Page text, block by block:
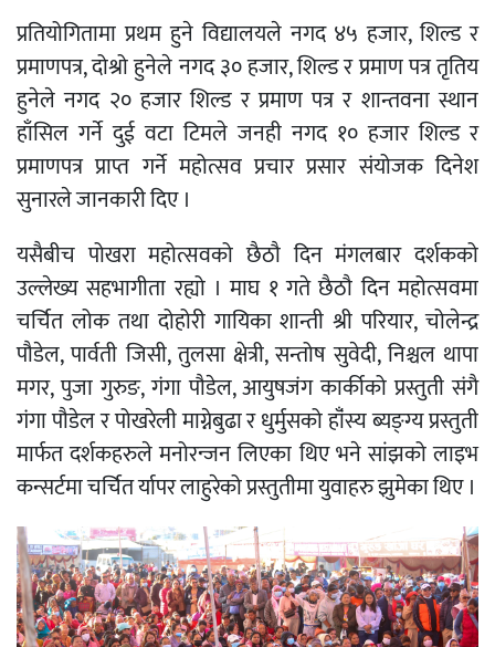
प्रतियोगितामा प्रथम हुने विद्यालयले नगद ४५ हजार, शिल्ड र
प्रमाणपत्र, दोश्रो हुनेले नगद ३० हजार, शिल्ड र प्रमाण पत्र तृतिय
हुनेले नगद २० हजार शिल्ड र प्रमाण पत्र र शान्तवना स्थान
हाँसिल गर्ने दुई वटा टिमले जनही नगद १० हजार शिल्ड र
प्रमाणपत्र प्राप्त गर्ने महोत्सव प्रचार प्रसार संयोजक दिनेश
सुनारले जानकारी दिए ।
यसैबीच पोखरा महोत्सवको छैठौ दिन मंगलबार दर्शकको
उल्लेख्य सहभागीता रह्यो । माघ १ गते छैठौ दिन महोत्सवमा
चर्चित लोक तथा दोहोरी गायिका शान्ती श्री परियार, चोलेन्द्र
पौडेल, पार्वती जिसी, तुलसा क्षेत्री, सन्तोष सुवेदी, निश्चल थापा
मगर, पुजा गुरुङ, गंगा पौडेल, आयुषजंग कार्कीको प्रस्तुती संगै
गंगा पौडेल र पोखरेली माग्नेबुढा र धुर्मुसको हाँंस्य ब्यङ्ग्य प्रस्तुती
मार्फत दर्शकहरुले मनोरन्जन लिएका थिए भने सांझको लाइभ
कन्सर्टमा चर्चित र्यापर लाहुरेको प्रस्तुतीमा युवाहरु झुमेका थिए ।